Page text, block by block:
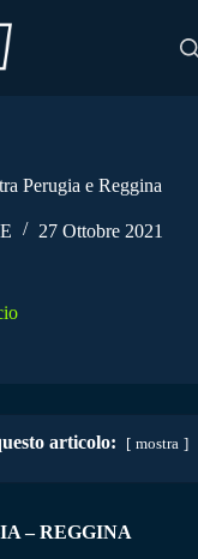
Perugia e Reggina
27 Ottobre 2021
articolo: mostra
– REGGINA